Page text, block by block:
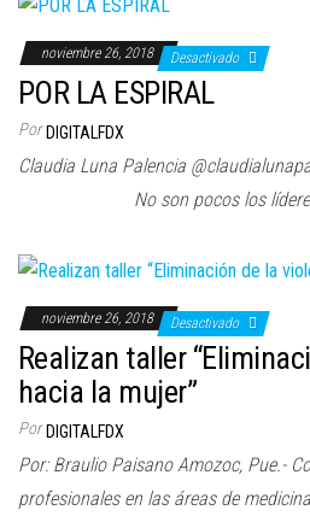
noviembre 26, 2018 Desactivado
POR LA ESPIRAL
Por DIGITALFDX
Claudia Luna Palencia
No son pocos los líderes
noviembre 26, 2018 Desactivado
Realizan taller
hacia la mujer”
Por DIGITALFDX
Por: Braulio Paisano Amozoc, Pue.-
profesionales en las áreas de